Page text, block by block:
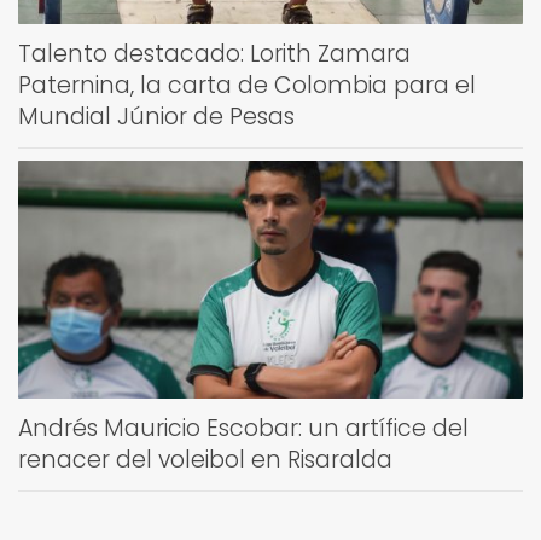
Talento destacado: Lorith Zamara
Paternina, la carta de Colombia para el
Mundial Júnior de Pesas
Andrés Mauricio Escobar: un artífice del
renacer del voleibol en Risaralda